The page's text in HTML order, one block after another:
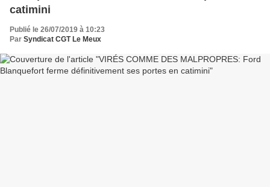
catimini
Publié le 26/07/2019 à 10:23
Par Syndicat CGT Le Meux